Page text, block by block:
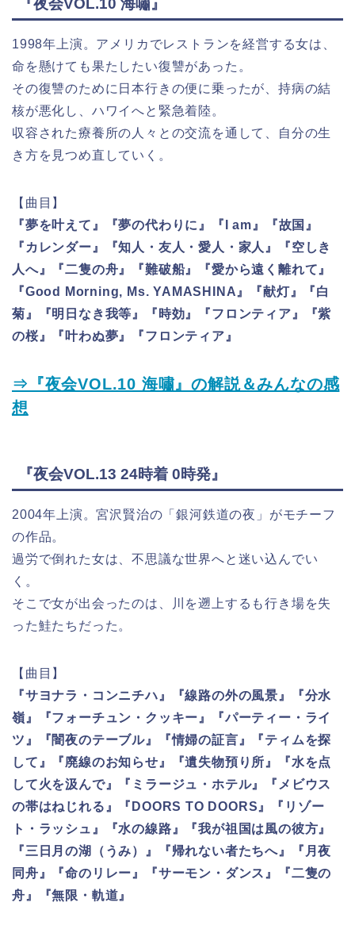
1998年上演。アメリカでレストランを経営する女は、
命を懸けても果たしたい復讐があった。
その復讐のために日本行きの便に乗ったが、持病の結
核が悪化し、ハワイへと緊急着陸。
収容された療養所の人々との交流を通して、自分の生
き方を見つめ直していく。
【曲目】
『夢を叶えて』『夢の代わりに』『I am』『故国』
『カレンダー』『知人・友人・愛人・家人』『空しき
人へ』『二隻の舟』『難破船』『愛から遠く離れて』
『Good Morning, Ms. YAMASHINA』『献灯』『白
菊』『明日なき我等』『時効』『フロンティア』『紫
の桜』『叶わぬ夢』『フロンティア』
⇒『夜会VOL.10 海嘯』の解説＆みんなの感
想
『夜会VOL.13 24時着 0時発』
2004年上演。宮沢賢治の「銀河鉄道の夜」がモチーフ
の作品。
過労で倒れた女は、不思議な世界へと迷い込んでい
く。
そこで女が出会ったのは、川を遡上するも行き場を失
った鮭たちだった。
【曲目】
『サヨナラ・コンニチハ』『線路の外の風景』『分水
嶺』『フォーチュン・クッキー』『パーティー・ライ
ツ』『闇夜のテーブル』『情婦の証言』『ティムを探
して』『廃線のお知らせ』『遺失物預り所』『水を点
して火を汲んで』『ミラージュ・ホテル』『メビウス
の帯はねじれる』『DOORS TO DOORS』『リゾー
ト・ラッシュ』『水の線路』『我が祖国は風の彼方』
『三日月の湖（うみ）』『帰れない者たちへ』『月夜
同舟』『命のリレー』『サーモン・ダンス』『二隻の
舟』『無限・軌道』